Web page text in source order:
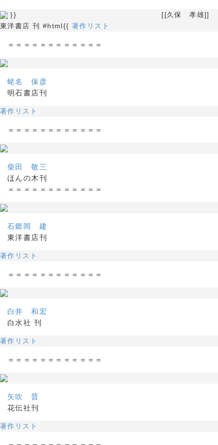
}} [[久保 孝雄]]
東洋書店 刊 #html{{ 著作リスト
＝＝＝＝＝＝＝＝＝＝＝＝
蛯名 保彦
明石書店刊
著作リスト
＝＝＝＝＝＝＝＝＝＝＝＝
柴田 敬三
ほんの木刊
＝＝＝＝＝＝＝＝＝＝＝＝
石郷岡 建
東洋書店刊
著作リスト
＝＝＝＝＝＝＝＝＝＝＝＝
白井 和宏
白水社 刊
著作リスト
＝＝＝＝＝＝＝＝＝＝＝＝
矢吹 晋
花伝社刊
著作リスト